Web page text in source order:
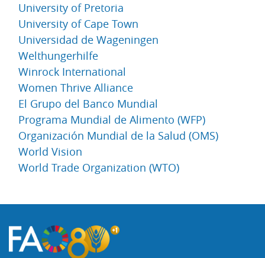
University of Pretoria
University of Cape Town
Universidad de Wageningen
Welthungerhilfe
Winrock International
Women Thrive Alliance
El Grupo del Banco Mundial
Programa Mundial de Alimento (WFP)
Organización Mundial de la Salud (OMS)
World Vision
World Trade Organization (WTO)